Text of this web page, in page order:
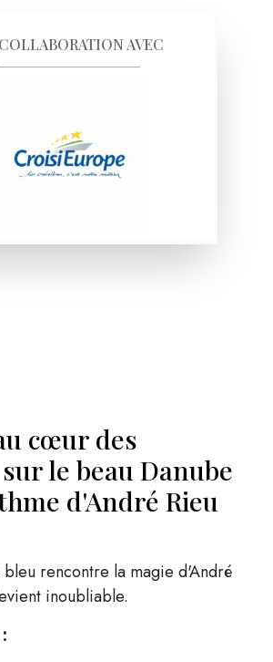
AVEC
cœur des
le beau Danube
d'André Rieu
rencontre la magie d'André
inoubliable.